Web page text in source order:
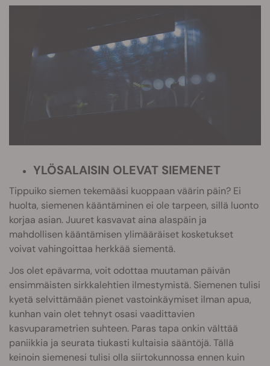
YLÖSALAISIN OLEVAT SIEMENET
Tippuiko siemen tekemääsi kuoppaan väärin päin? Ei
huolta, siemenen kääntäminen ei ole tarpeen, sillä luonto
korjaa asian. Juuret kasvavat aina alaspäin ja
mahdollisen kääntämisen ylimääräiset kosketukset
voivat vahingoittaa herkkää siementä.
Jos olet epävarma, voit odottaa muutaman päivän
ensimmäisten sirkkalehtien ilmestymistä. Siemenen tulisi
kyetä selvittämään pienet vastoinkäymiset ilman apua,
kunhan vain olet tehnyt osasi vaadittavien
kasvuparametrien suhteen. Paras tapa onkin välttää
paniikkia ja seurata tiukasti kultaisia sääntöjä. Tällä
keinoin siemenesi tulisi olla siirtokunnossa ennen kuin